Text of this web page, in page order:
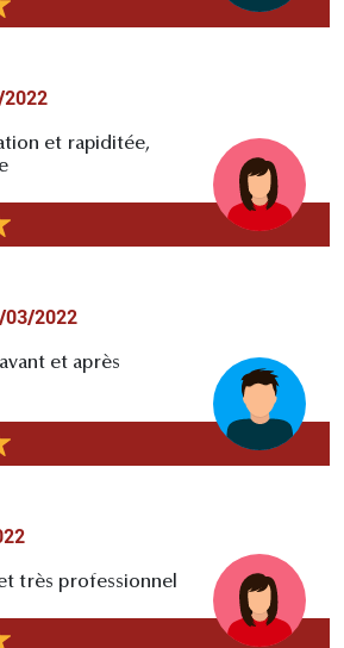
et rapiditée,
03/2022
et après
très professionnel